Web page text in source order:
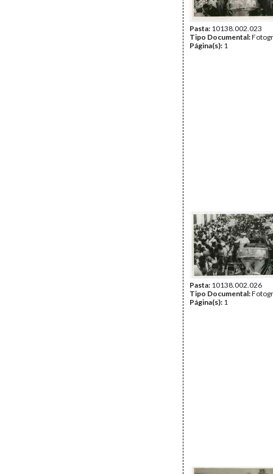
Pasta: 10138.002.023
Tipo Documental:
Página(s): 1
Pasta: 10138.002.026
Tipo Documental:
Página(s): 1